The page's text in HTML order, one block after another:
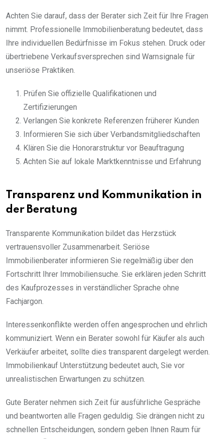
Achten Sie darauf, dass der Berater sich Zeit für Ihre Fragen
nimmt. Professionelle Immobilienberatung bedeutet, dass
Ihre individuellen Bedürfnisse im Fokus stehen. Druck oder
übertriebene Verkaufsversprechen sind Warnsignale für
unseriöse Praktiken.
Prüfen Sie offizielle Qualifikationen und
Zertifizierungen
Verlangen Sie konkrete Referenzen früherer Kunden
Informieren Sie sich über Verbandsmitgliedschaften
Klären Sie die Honorarstruktur vor Beauftragung
Achten Sie auf lokale Marktkenntnisse und Erfahrung
Transparenz und Kommunikation in
der Beratung
Transparente Kommunikation bildet das Herzstück
vertrauensvoller Zusammenarbeit. Seriöse
Immobilienberater informieren Sie regelmäßig über den
Fortschritt Ihrer Immobiliensuche. Sie erklären jeden Schritt
des Kaufprozesses in verständlicher Sprache ohne
Fachjargon.
Interessenkonflikte werden offen angesprochen und ehrlich
kommuniziert. Wenn ein Berater sowohl für Käufer als auch
Verkäufer arbeitet, sollte dies transparent dargelegt werden.
Immobilienkauf Unterstützung bedeutet auch, Sie vor
unrealistischen Erwartungen zu schützen.
Gute Berater nehmen sich Zeit für ausführliche Gespräche
und beantworten alle Fragen geduldig. Sie drängen nicht zu
schnellen Entscheidungen, sondern geben Ihnen Raum für